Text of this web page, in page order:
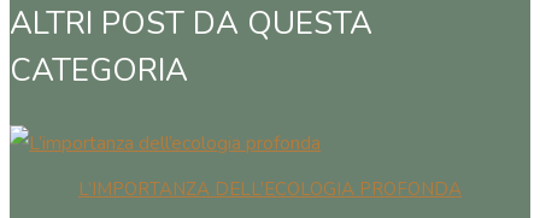
ALTRI POST DA QUESTA
CATEGORIA
L’IMPORTANZA DELL’ECOLOGIA PROFONDA